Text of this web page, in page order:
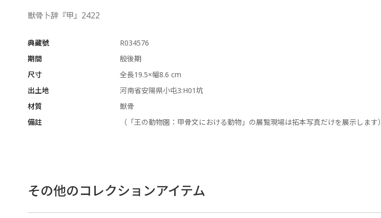
獣骨卜辞『甲』2422
典藏號
R034576
期間
殷後期
尺寸
全長19.5×幅8.6 cm
出土地
河南省安陽県小屯3:H01坑
材質
獣骨
備註
（「王の動物園：甲骨文における動物」の展覧現場は拓本写真だけを展示します）
その他のコレクションアイテム